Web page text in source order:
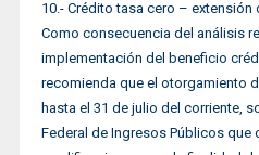
10.- Crédito tasa cero – extensión
Como consecuencia del análisis
implementación del beneficio
recomienda que el otorgamiento
hasta el 31 de julio del corriente,
Federal de Ingresos Públicos